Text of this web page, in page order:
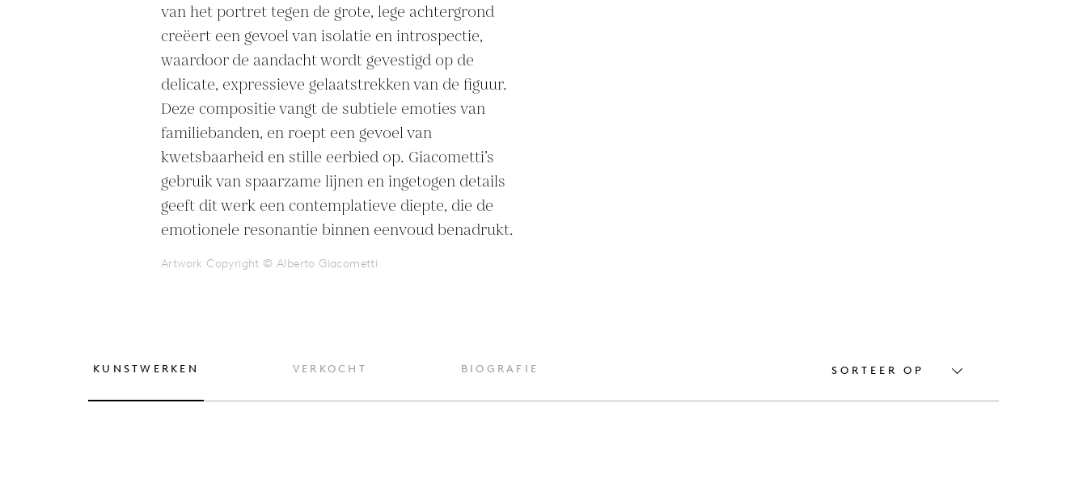
van het portret tegen de grote, lege achtergrond
creëert een gevoel van isolatie en introspectie,
waardoor de aandacht wordt gevestigd op de
delicate, expressieve gelaatstrekken van de figuur.
Deze compositie vangt de subtiele emoties van
familiebanden, en roept een gevoel van
kwetsbaarheid en stille eerbied op. Giacometti’s
gebruik van spaarzame lijnen en ingetogen details
geeft dit werk een contemplatieve diepte, die de
emotionele resonantie binnen eenvoud benadrukt.
Artwork Copyright © Alberto Giacometti
KUNSTWERKEN VERKOCHT BIOGRAFIE SORTEER OP